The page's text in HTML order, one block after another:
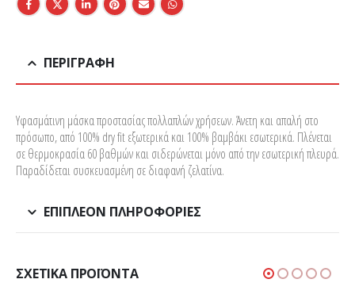
ΠΕΡΙΓΡΑΦΉ
Υφασμάτινη μάσκα προστασίας πολλαπλών χρήσεων. Άνετη και απαλή στο
πρόσωπο, από 100% dry fit εξωτερικά και 100% βαμβάκι εσωτερικά. Πλένεται
σε θερμοκρασία 60 βαθμών και σιδερώνεται μόνο από την εσωτερική πλευρά.
Παραδίδεται συσκευασμένη σε διαφανή ζελατίνα.
ΕΠΙΠΛΈΟΝ ΠΛΗΡΟΦΟΡΊΕΣ
ΣΧΕΤΙΚΆ ΠΡΟΪΌΝΤΑ